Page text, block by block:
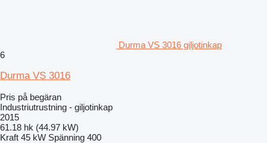
Durma VS 3016 giljotinkap
6
Durma VS 3016
Pris på begäran
Industriutrustning - giljotinkap
2015
61.18 hk (44.97 kW)
Kraft 45 kW Spänning 400